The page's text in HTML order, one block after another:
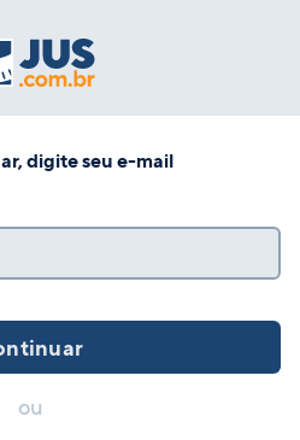
digite seu e-mail
ou